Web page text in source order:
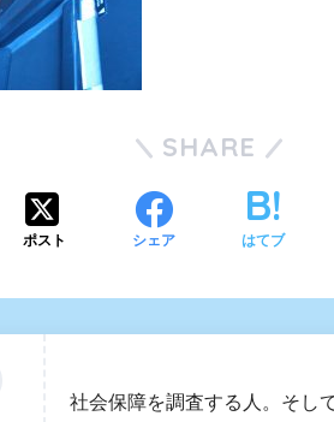
SHARE
ポスト シェア はてブ
社会保障を調査する人。そし